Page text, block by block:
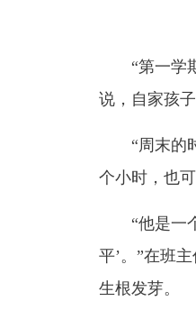
“第一学
说，自家孩
“周末的
个小时，也
“他是一
平’。”在班
生根发芽。